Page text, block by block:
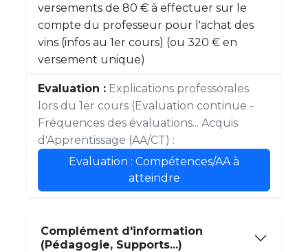
versements de 80 € à effectuer sur le
compte du professeur pour l'achat des
vins (infos au 1er cours) (ou 320 € en
versement unique)
Evaluation : Explications professorales
lors du 1er cours (Evaluation continue -
Fréquences des évaluations... Acquis
d'Apprentissage (AA/CT) :
Evaluation : Compétences/AA à
atteindre
Complément d'information
(Pédagogie, Supports...)